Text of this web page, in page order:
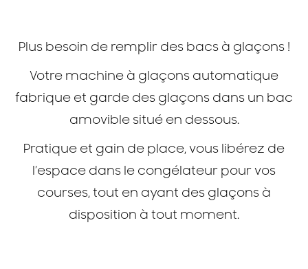
Plus besoin de remplir des bacs à glaçons !
Votre machine à glaçons automatique
fabrique et garde des glaçons dans un bac
amovible situé en dessous.
Pratique et gain de place, vous libérez de
l’espace dans le congélateur pour vos
courses, tout en ayant des glaçons à
disposition à tout moment.